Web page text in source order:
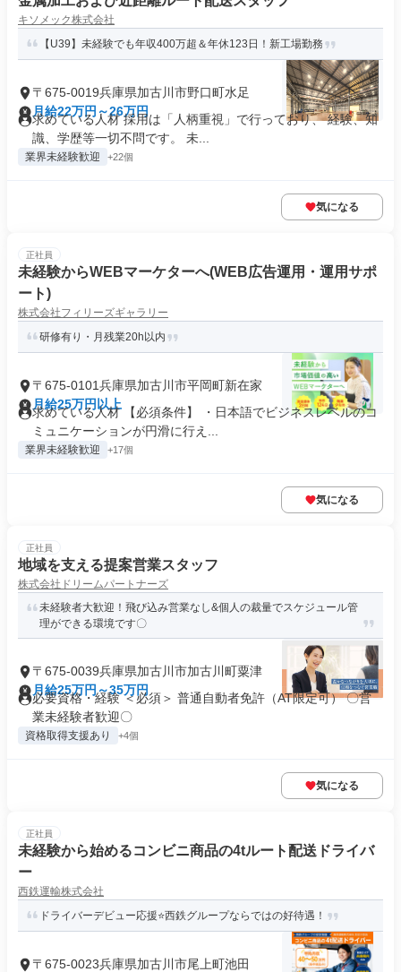
キソメック株式会社
【U39】未経験でも年収400万超＆年休123日！新工場勤務
〒675-0019兵庫県加古川市野口町水足
月給22万円～26万円
求めている人材 採用は「人柄重視」で行っており、 経験、知
識、学歴等一切不問です。 未...
業界未経験歓迎 +22個
気になる
正社員
未経験からWEBマーケターへ(WEB広告運用・運用サポ
ート)
株式会社フィリーズギャラリー
研修有り・月残業20h以内
〒675-0101兵庫県加古川市平岡町新在家
月給25万円以上
求めている人材 【必須条件】 ・日本語でビジネスレベルのコ
ミュニケーションが円滑に行え...
業界未経験歓迎 +17個
気になる
正社員
地域を支える提案営業スタッフ
株式会社ドリームパートナーズ
未経験者大歓迎！飛び込み営業なし&個人の裁量でスケジュール管
理ができる環境です〇
〒675-0039兵庫県加古川市加古川町粟津
月給25万円～35万円
必要資格・経験 ＜必須＞ 普通自動者免許（AT限定可） 〇営
業未経験者歓迎〇
資格取得支援あり +4個
気になる
正社員
未経験から始めるコンビニ商品の4tルート配送ドライバ
ー
西鉄運輸株式会社
ドライバーデビュー応援⭐西鉄グループならではの好待遇！
〒675-0023兵庫県加古川市尾上町池田